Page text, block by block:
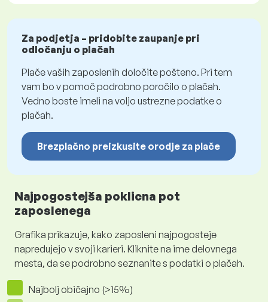
Za podjetja – pridobite zaupanje pri
odločanju o plačah
Plače vaših zaposlenih določite pošteno. Pri tem
vam bo v pomoč podrobno poročilo o plačah.
Vedno boste imeli na voljo ustrezne podatke o
plačah.
Brezplačno preizkusite orodje za plače
Najpogostejša poklicna pot
zaposlenega
Grafika prikazuje, kako zaposleni najpogosteje
napredujejo v svoji karieri. Kliknite na ime delovnega
mesta, da se podrobno seznanite s podatki o plačah.
Najbolj običajno (>15%)